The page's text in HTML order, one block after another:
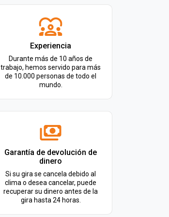
Experiencia
Durante más de 10 años de
trabajo, hemos servido para más
de 10.000 personas de todo el
mundo.
Garantía de devolución de
dinero
Si su gira se cancela debido al
clima o desea cancelar, puede
recuperar su dinero antes de la
gira hasta 24 horas.